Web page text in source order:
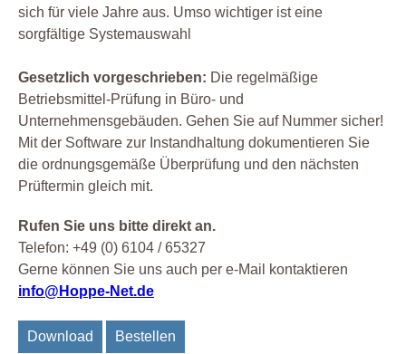
sich für viele Jahre aus. Umso wichtiger ist eine
sorgfältige Systemauswahl
Gesetzlich vorgeschrieben: Die regelmäßige
Betriebsmittel-Prüfung in Büro- und
Unternehmensgebäuden. Gehen Sie auf Nummer sicher!
Mit der Software zur Instandhaltung dokumentieren Sie
die ordnungsgemäße Überprüfung und den nächsten
Prüftermin gleich mit.
Rufen Sie uns bitte direkt an.
Telefon: +49 (0) 6104 / 65327
Gerne können Sie uns auch per e-Mail kontaktieren
info@Hoppe-Net.de
Download Bestellen